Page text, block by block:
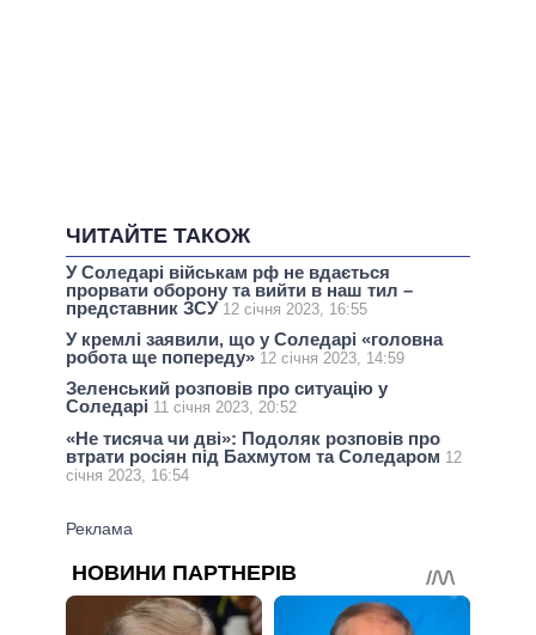
ЧИТАЙТЕ ТАКОЖ
У Соледарі військам рф не вдається
прорвати оборону та вийти в наш тил –
представник ЗСУ 12 січня 2023, 16:55
У кремлі заявили, що у Соледарі «головна
робота ще попереду» 12 січня 2023, 14:59
Зеленський розповів про ситуацію у
Соледарі 11 січня 2023, 20:52
«Не тисяча чи дві»: Подоляк розповів про
втрати росіян під Бахмутом та Соледаром 12
січня 2023, 16:54